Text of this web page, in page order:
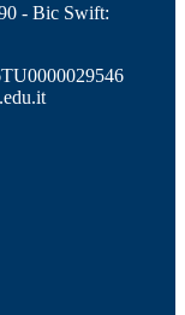
- Bic Swift: